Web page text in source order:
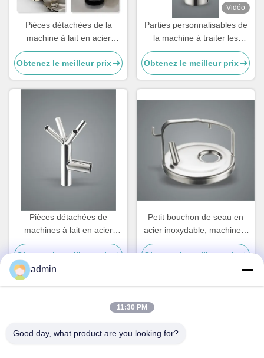
Pièces détachées de la
machine à lait en acier
inoxydable
Obtenez le meilleur prix
Vidéo
Parties personnalisables de
la machine à traiter les
vaches, pièces de rechange
de la machine à traiter les
vaches, tasses à sucre
Obtenez le meilleur prix
Pièces détachées de
machines à lait en acier
inoxydable
Obtenez le meilleur prix
Petit bouchon de seau en
acier inoxydable, machine à
traire les vaches pièces
détachées
Obtenez le meilleur prix
admin
11:30 PM
Good day, what product are you looking for?